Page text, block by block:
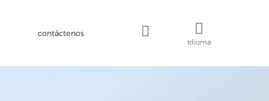
contáctenos
Idioma